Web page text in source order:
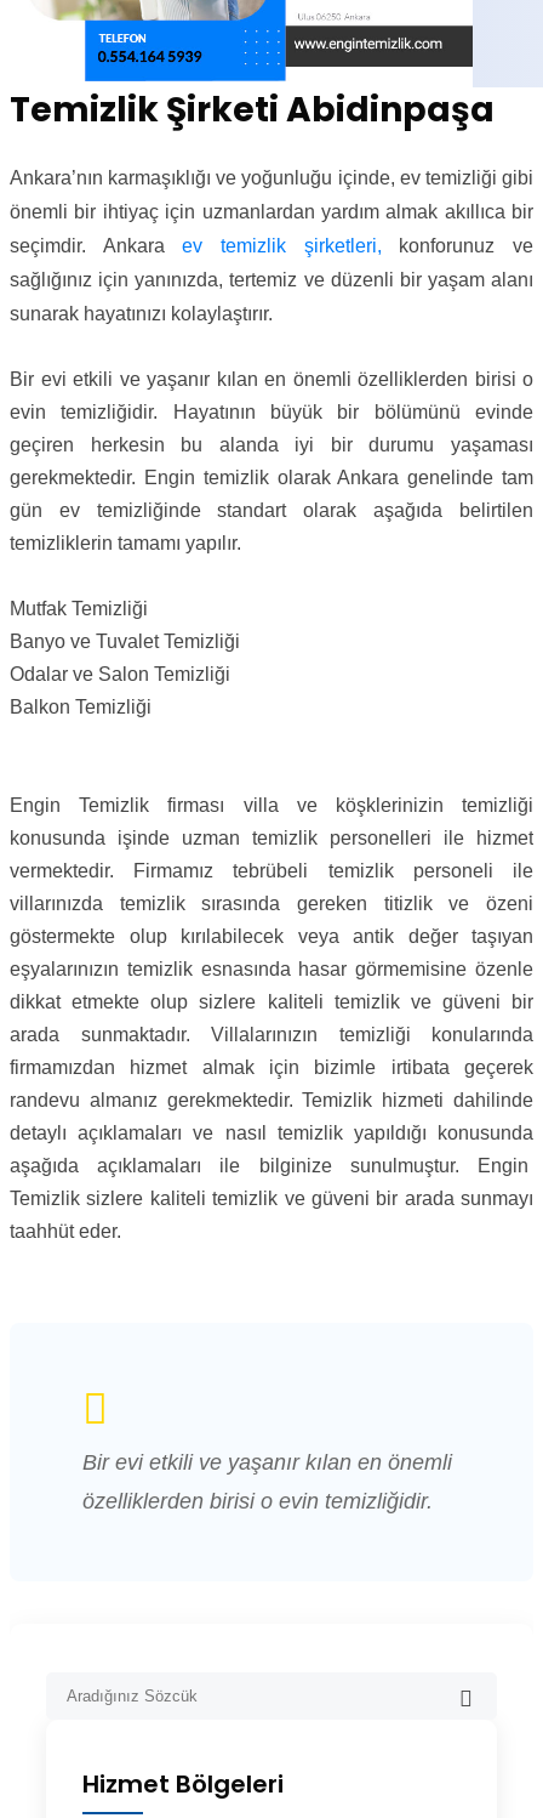
Temizlik Şirketi Abidinpaşa
Ankara’nın karmaşıklığı ve yoğunluğu içinde, ev temizliği gibi
önemli bir ihtiyaç için uzmanlardan yardım almak akıllıca bir
seçimdir. Ankaraev temizlik şirketleri, konforunuz ve
sağlığınız için yanınızda, tertemiz ve düzenli bir yaşam alanı
sunarak hayatınızı kolaylaştırır.
Bir evi etkili ve yaşanır kılan en önemli özelliklerden birisi o
evin temizliğidir. Hayatının büyük bir bölümünü evinde
geçiren herkesin bu alanda iyi bir durumu yaşaması
gerekmektedir. Engin temizlik olarak Ankara genelinde tam
gün ev temizliğinde standart olarak aşağıda belirtilen
temizliklerin tamamı yapılır.
Mutfak Temizliği
Banyo ve Tuvalet Temizliği
Odalar ve Salon Temizliği
Balkon Temizliği
Engin Temizlik firması villa ve köşklerinizin temizliği
konusunda işinde uzman temizlik personelleri ile hizmet
vermektedir. Firmamız tebrübeli temizlik personeli ile
villarınızda temizlik sırasında gereken titizlik ve özeni
göstermekte olup kırılabilecek veya antik değer taşıyan
eşyalarınızın temizlik esnasında hasar görmemisine özenle
dikkat etmekte olup sizlere kaliteli temizlik ve güveni bir
arada sunmaktadır. Villalarınızın temizliği konularında
firmamızdan hizmet almak için bizimle irtibata geçerek
randevu almanız gerekmektedir. Temizlik hizmeti dahilinde
detaylı açıklamaları ve nasıl temizlik yapıldığı konusunda
aşağıda açıklamaları ile bilginize sunulmuştur. Engin
Temizlik sizlere kaliteli temizlik ve güveni bir arada sunmayı
taahhüt eder.
Bir evi etkili ve yaşanır kılan en önemli
özelliklerden birisi o evin temizliğidir.
Hizmet Bölgeleri